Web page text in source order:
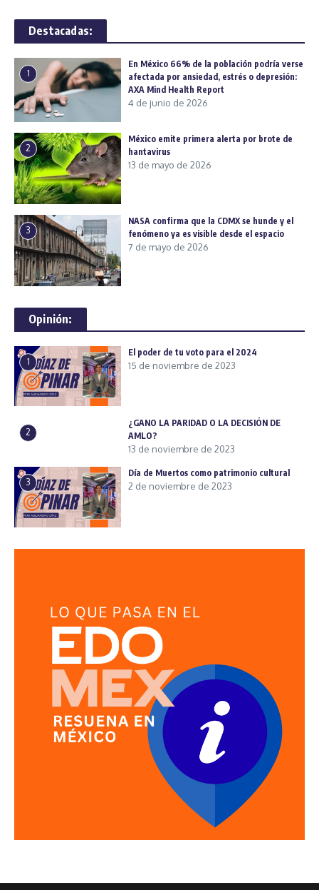
Destacadas:
1
En México 66% de la población podría verse
afectada por ansiedad, estrés o depresión:
AXA Mind Health Report
4 de junio de 2026
2
México emite primera alerta por brote de
hantavirus
13 de mayo de 2026
3
NASA confirma que la CDMX se hunde y el
fenómeno ya es visible desde el espacio
7 de mayo de 2026
Opinión:
1
El poder de tu voto para el 2024
15 de noviembre de 2023
2
¿GANO LA PARIDAD O LA DECISIÓN DE
AMLO?
13 de noviembre de 2023
3
Día de Muertos como patrimonio cultural
2 de noviembre de 2023